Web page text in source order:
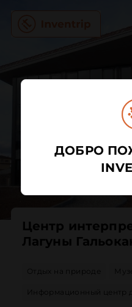
Центр
Лагуны
Отдых на природе
Информационный центр
ДОБРО